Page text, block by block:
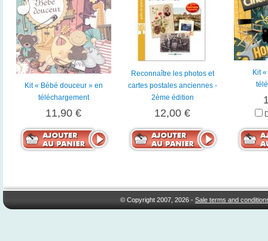
Kit « Bébé douceur » en
téléchargement
11,90 €
Reconnaître les photos et
cartes postales anciennes -
2ème édition
12,00 €
Kit
© Copyright 2007, 2026 -Sale terms and